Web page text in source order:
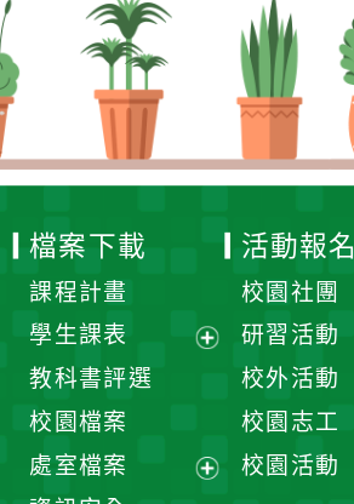
檔案下載
課程計畫
學生課表
單
教科書評選
校園檔案
處室檔案
活動報名
校園社團
研習活動
校外活動
校園志工
校園活動